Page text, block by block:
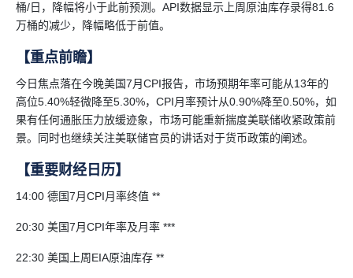
桶/日，降幅将小于此前预测。API数据显示上周原油库存录得81.6
万桶的减少，降幅略低于前值。
【重点前瞻】
今日焦点落在今晚美国7月CPI报告，市场预期年率可能从13年的
高位5.40%轻微降至5.30%，CPI月率预计从0.90%降至0.50%，如
果有任何通胀压力放缓迹象，市场可能重新揣度美联储收紧政策前
景。同时也继续关注美联储官员的讲话对于货币政策的阐述。
【重要财经日历】
14:00 德国7月CPI月率终值 **
20:30 美国7月CPI年率及月率 ***
22:30 美国上周EIA原油库存 **